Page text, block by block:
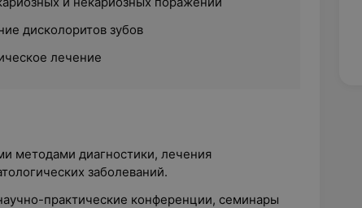
дисколоритов зубов
лечение
методами диагностики, лечения
заболеваний.
практические конференции, семинары